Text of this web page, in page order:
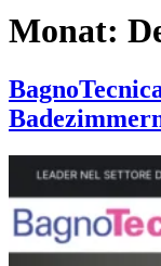
Monat: